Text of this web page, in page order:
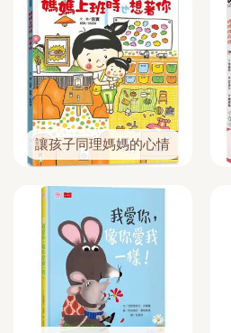
讓孩子同理媽媽的心情